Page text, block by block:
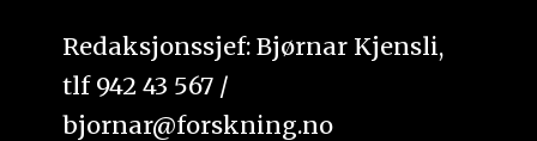
Redaksjonssjef: Bjørnar Kjensli,
tlf 942 43 567 /
bjornar@forskning.no